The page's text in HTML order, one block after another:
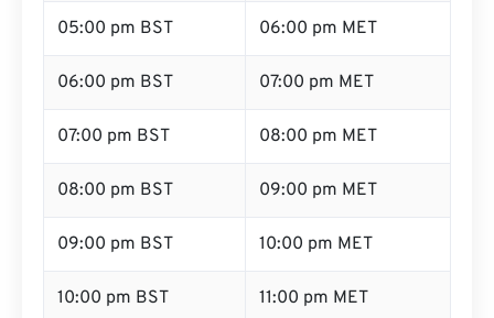
05:00 pm BST 06:00 pm MET
06:00 pm BST 07:00 pm MET
07:00 pm BST 08:00 pm MET
08:00 pm BST 09:00 pm MET
09:00 pm BST 10:00 pm MET
10:00 pm BST 11:00 pm MET